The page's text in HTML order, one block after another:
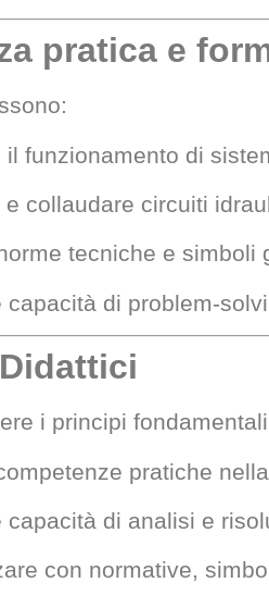
pratica e
il funzionamento di
e collaudare circuiti
tecniche e simboli
capacità di problem-
i principi
pratiche
capacità di analisi e
con normative,